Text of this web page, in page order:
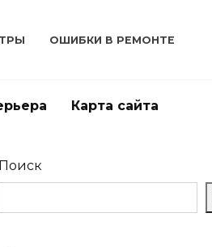
ОШИБКИ В РЕМОНТЕ
Карта сайта
Поиск